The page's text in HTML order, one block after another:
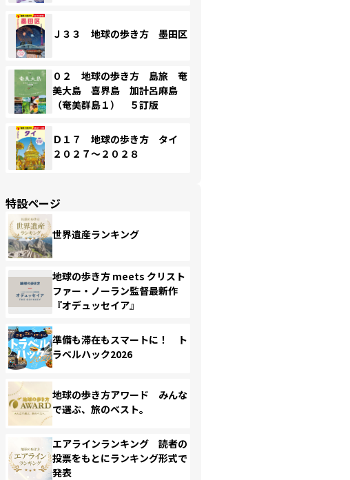
Ｊ３３ 地球の歩き方 墨田区
０２ 地球の歩き方 島旅 奄
美大島 喜界島 加計呂麻島
（奄美群島１） ５訂版
Ｄ１７ 地球の歩き方 タイ
２０２７～２０２８
特設ページ
世界遺産ランキング
地球の歩き方 meets クリスト
ファー・ノーラン監督最新作
『オデュッセイア』
準備も滞在もスマートに！ ト
ラベルハック2026
地球の歩き方アワード みんな
で選ぶ、旅のベスト。
エアラインランキング 読者の
投票をもとにランキング形式で
発表